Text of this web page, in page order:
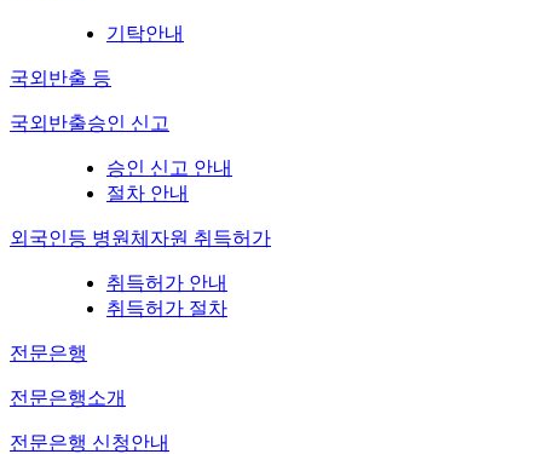
기탁안내
국외반출 등
국외반출승인 신고
승인 신고 안내
절차 안내
외국인등 병원체자원 취득허가
취득허가 안내
취득허가 절차
전문은행
전문은행소개
전문은행 신청안내